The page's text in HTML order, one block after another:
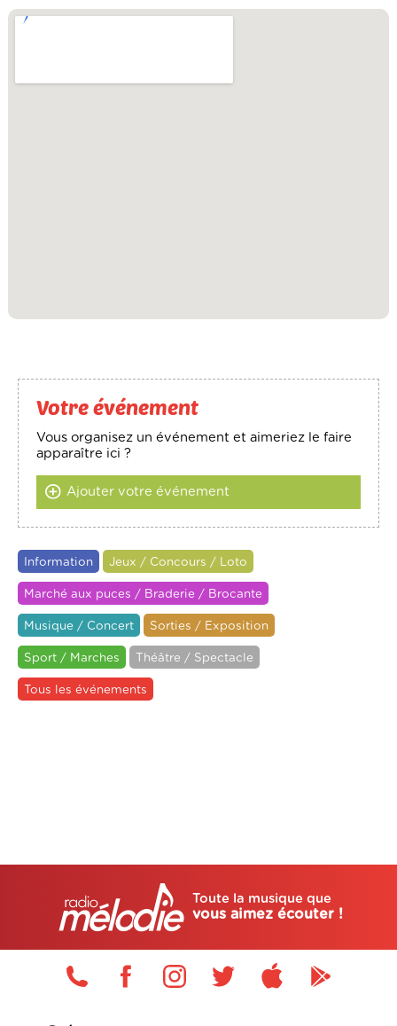
Votre événement
Vous organisez un événement et aimeriez le faire
apparaître ici ?
Ajouter votre événement
Information Jeux / Concours / Loto
Marché aux puces / Braderie / Brocante
Musique / Concert Sorties / Exposition
Sport / Marches Théâtre / Spectacle
Tous les événements
Toute la musique que
vous aimez écouter !